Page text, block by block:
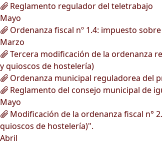
Reglamento regulador del teletrabajo
Mayo
Ordenanza fiscal nº 1.4: impuesto
Marzo
Tercera modificación de la ordenanza
y quioscos de hostelería)
Ordenanza municipal reguladorea del
Reglamento del consejo municipal de
Mayo
Modificación de la ordenanza fiscal n°
quioscos de hostelería)".
Abril